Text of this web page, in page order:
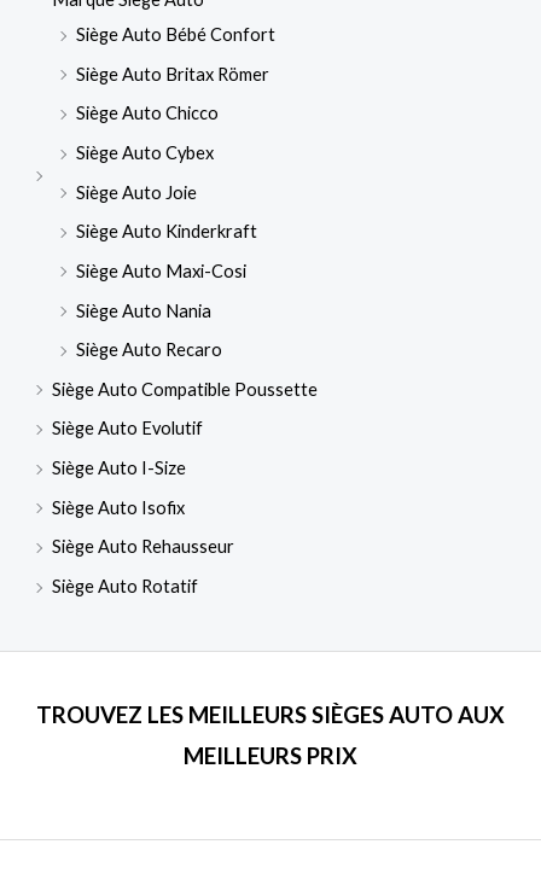
Siège Auto Bébé Confort
Siège Auto Britax Römer
Siège Auto Chicco
Siège Auto Cybex
Siège Auto Joie
Siège Auto Kinderkraft
Siège Auto Maxi-Cosi
Siège Auto Nania
Siège Auto Recaro
Siège Auto Compatible Poussette
Siège Auto Evolutif
Siège Auto I-Size
Siège Auto Isofix
Siège Auto Rehausseur
Siège Auto Rotatif
TROUVEZ LES MEILLEURS SIÈGES AUTO AUX
MEILLEURS PRIX